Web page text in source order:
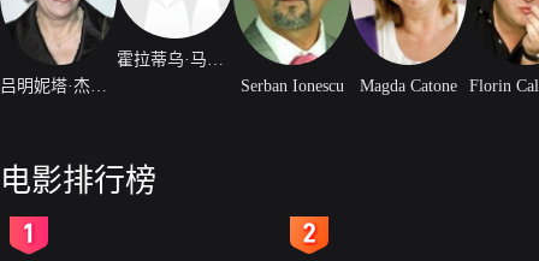
霍拉蒂乌·马拉埃雷
Serban Ionescu
Magda Catone Florin
电影排行榜